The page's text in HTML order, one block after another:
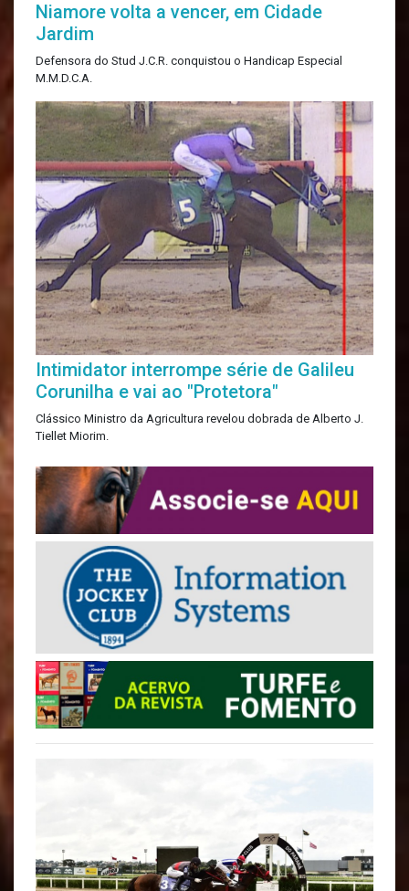
Niamore volta a vencer, em Cidade
Jardim
Defensora do Stud J.C.R. conquistou o Handicap Especial
M.M.D.C.A.
Intimidator interrompe série de Galileu
Corunilha e vai ao "Protetora"
Clássico Ministro da Agricultura revelou dobrada de Alberto J.
Tiellet Miorim.